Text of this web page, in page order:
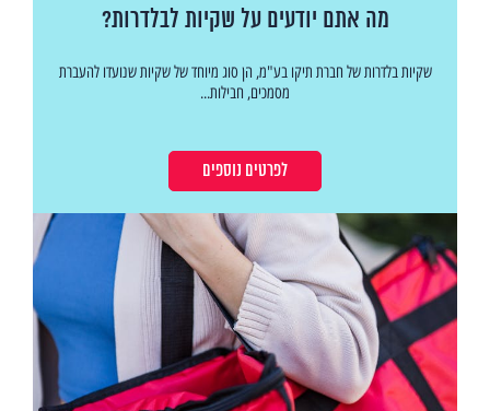
מה אתם יודעים על שקיות לבלדרות?
שקיות בלדרות של חברת תיקו בע"מ, הן סוג מיוחד של שקיות שנועדו להעברת
מסמכים, חבילות...
לפרטים נוספים